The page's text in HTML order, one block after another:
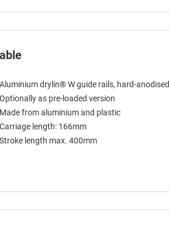
Aluminium drylin® W guide rails, hard-anodised
Optionally as pre-loaded version
Made from aluminium and plastic
Carriage length: 166mm
Stroke length max. 400mm